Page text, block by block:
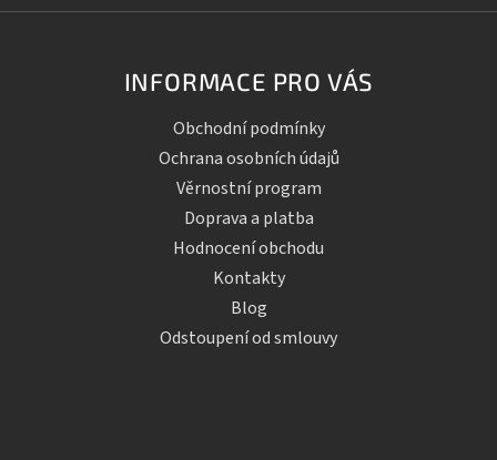
INFORMACE PRO VÁS
Obchodní podmínky
Ochrana osobních údajů
Věrnostní program
Doprava a platba
Hodnocení obchodu
Kontakty
Blog
Odstoupení od smlouvy